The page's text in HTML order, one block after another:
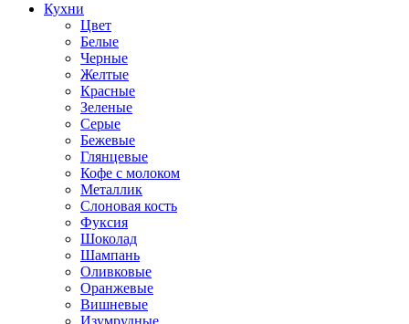
Кухни
Цвет
Белые
Черные
Желтые
Красные
Зеленые
Серые
Бежевые
Глянцевые
Кофе с молоком
Металлик
Слоновая кость
Фуксия
Шоколад
Шампань
Оливковые
Оранжевые
Вишневые
Изумрудные